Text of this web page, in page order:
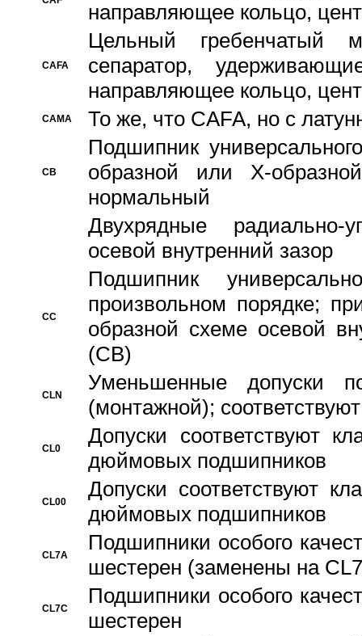
направляющее кольцо,
CAFA
Цельный гребенчатый
сепаратор,
направляющее кольцо,
CAMA То же, что CAFA, но с
CB
Подшипник
образной или Х-
нормальный
Двухрядные радиально-
осевой внутренний зазор
CC
Подшипник
произвольном порядке;
образной схеме осевой
(CB)
CLN
Уменьшенные
(монтажной);
CL0
Допуски соответствуют
дюймовых подшипников
CL00
Допуски соответствуют
дюймовых подшипников
CL7A
Подшипники особого
шестерен (заменены на
CL7C
Подшипники особого
шестерен